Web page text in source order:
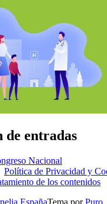
de entradas
Nacional
Política de Privacidad y
de los contenidos
EspañaTema porPuro